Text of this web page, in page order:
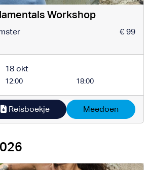
Workshop
€ 99
18 okt
12:00 18:00
Reisboekje Meedoen